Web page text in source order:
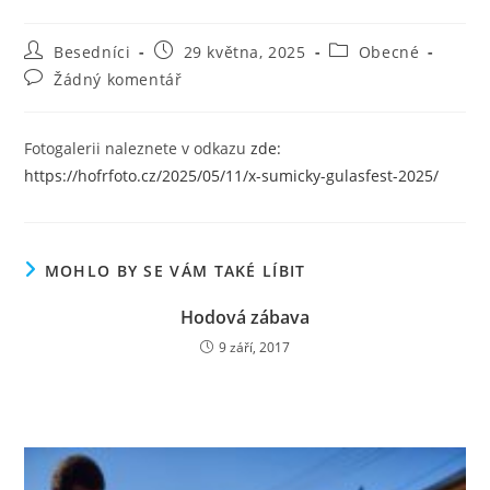
Autor
příspěvku
Besedníci
Příspěvek
byl
publikován
29 května, 2025
RubrikyObecné
Komentáře
Žádný komentář
Fotogalerii naleznete v odkazuzde:
https://hofrfoto.cz/2025/05/11/x-sumicky-gulasfest-2025/
MOHLO BY SE VÁM TAKÉ LÍBIT
Hodová zábava
9 září, 2017